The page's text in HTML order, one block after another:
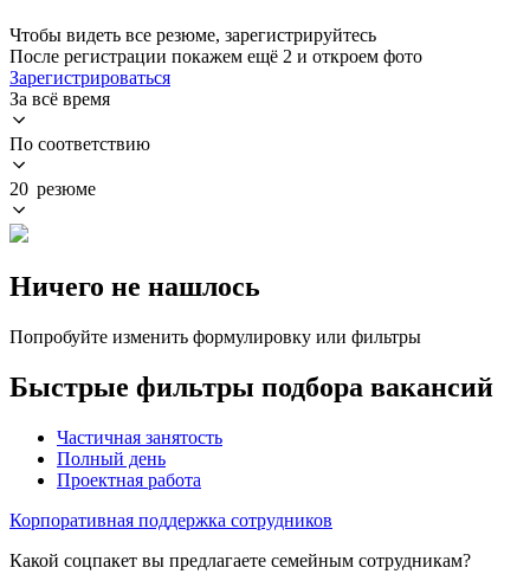
Чтобы видеть все резюме, зарегистрируйтесь
После регистрации покажем ещё 2 и откроем фото
Зарегистрироваться
За всё время
По соответствию
20 резюме
Ничего не нашлось
Попробуйте изменить формулировку или фильтры
Быстрые фильтры подбора вакансий
Частичная занятость
Полный день
Проектная работа
Корпоративная поддержка сотрудников
Какой соцпакет вы предлагаете семейным сотрудникам?